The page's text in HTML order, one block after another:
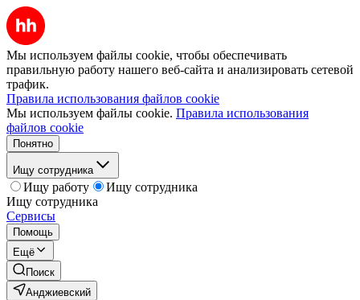
Мы используем файлы cookie, чтобы обеспечивать
правильную работу нашего веб-сайта и анализировать сетевой
трафик.
Правила использования файлов cookie
Мы используем файлы cookie. Правила использования
файлов cookie
Понятно
Ищу сотрудника
Ищу работу
Ищу сотрудника
Ищу сотрудника
Сервисы
Помощь
Ещё
Поиск
Анджиевский